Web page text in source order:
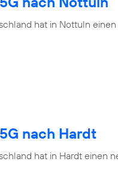
hat in Nottuln einen
nach Hardt
hat in Hardt einen